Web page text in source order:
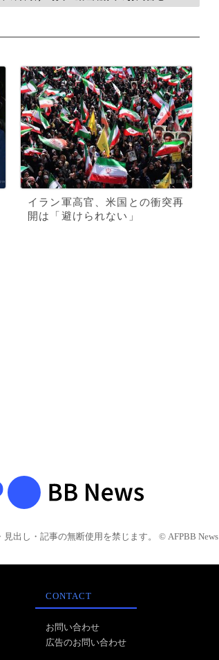
イラン軍高官、米国との衝突再
開は「避けられない」
見出し・記事の無断使用を禁じます。 © AFPBB News
CONTACT
お問い合わせ
広告のお問い合わせ